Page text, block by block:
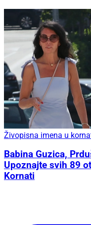
Živopisna imena u
Babina Guzica,
Upoznajte svih 89
Kornati